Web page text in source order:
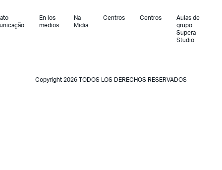
En los
medios
Na
Midia
Centros Centros
Aulas de
grupo
Supera
Studio
Copyright 2026 TODOS LOS DERECHOS RESERVADOS